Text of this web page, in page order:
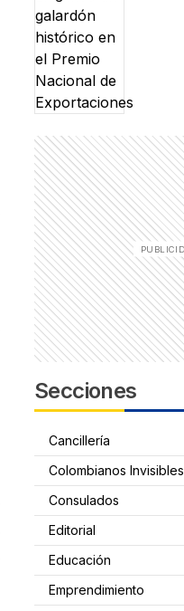
Secciones
Cancillería
Colombianos Invisibles
Consulados
Editorial
Educación
Emprendimiento